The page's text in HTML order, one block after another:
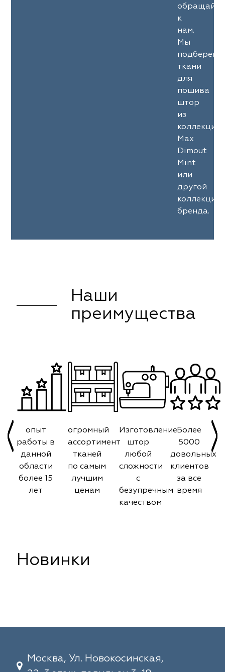
к
нам.
Мы
подберем
ткани
для
пошива
штор
из
Max
Dimout
Mint
или
другой
коллекции
бренда.
Наши
преимущества
опыт
работы в
данной
области
более 15
лет
огромный
ассортимент
тканей
по самым
лучшим
ценам
Изготовление
штор
любой
сложности
с
безупречным
качеством
Более
5000
довольных
клиентов
за все
время
Новинки
Москва, Ул. Новокосинская,